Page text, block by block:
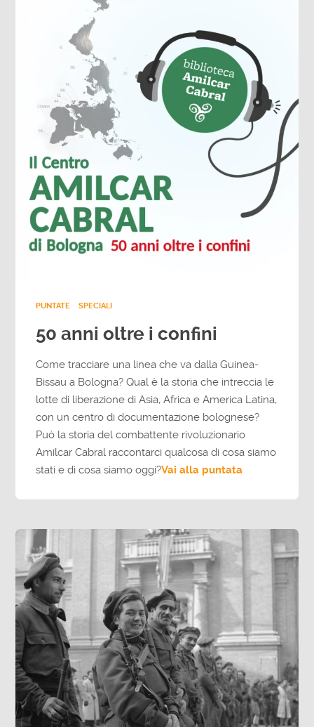
PUNTATE SPECIALI
50 anni oltre i confini
Come tracciare una linea che va dalla Guinea-
Bissau a Bologna? Qual è la storia che intreccia le
lotte di liberazione di Asia, Africa e America Latina,
con un centro di documentazione bolognese?
Può la storia del combattente rivoluzionario
Amilcar Cabral raccontarci qualcosa di cosa siamo
stati e di cosa siamo oggi?Vai alla puntata